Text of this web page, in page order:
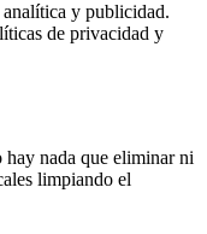
analítica y publicidad.
de privacidad y
hay nada que eliminar ni
limpiando el